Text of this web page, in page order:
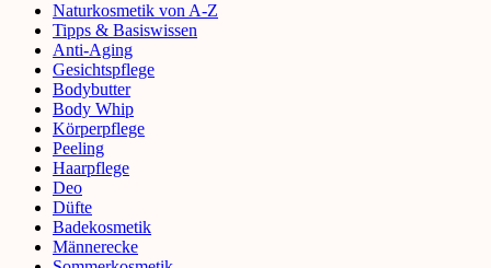
Naturkosmetik von A-Z
Tipps & Basiswissen
Anti-Aging
Gesichtspflege
Bodybutter
Body Whip
Körperpflege
Peeling
Haarpflege
Deo
Düfte
Badekosmetik
Männerecke